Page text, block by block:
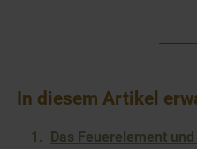
In diesem Artikel
Das Feuerelement